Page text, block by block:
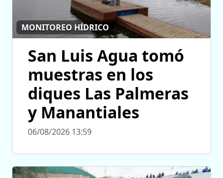
MONITOREO HÍDRICO
San Luis Agua tomó
muestras en los
diques Las Palmeras
y Manantiales
06/08/2026 13:59